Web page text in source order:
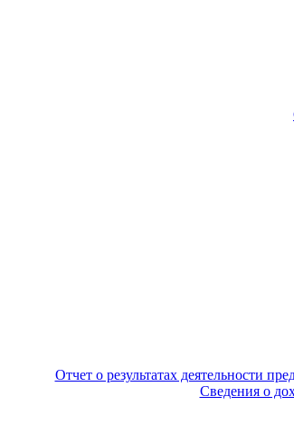
Отчет о результатах деятельности
Сведения о